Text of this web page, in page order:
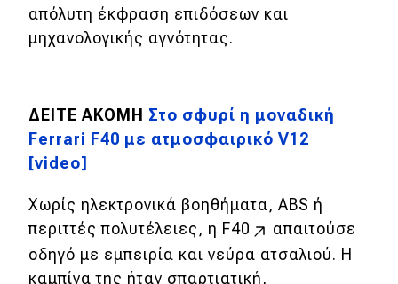
Οδηγός αγοράς
Συμβουλές
Χρηστικά
Συμβουλές
Οδική βοήθεια
απόλυτη έκφραση επιδόσεων και
μηχανολογικής αγνότητας.
ΔΕΙΤΕ ΑΚΟΜΗ Στο σφυρί η μοναδική
Ferrari F40 με ατμοσφαιρικό V12
[video]
Χωρίς ηλεκτρονικά βοηθήματα, ABS ή
περιττές πολυτέλειες, η F40
απαιτούσε
οδηγό με εμπειρία και νεύρα ατσαλιού. Η
καμπίνα της ήταν σπαρτιατική,